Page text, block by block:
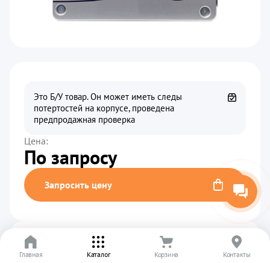
Это Б/У товар. Он может иметь следы
потертостей на корпусе, проведена
предпродажная проверка
Цена:
По запросу
Запросить цену
Характеристики
Главная Каталог Корзина Контакты